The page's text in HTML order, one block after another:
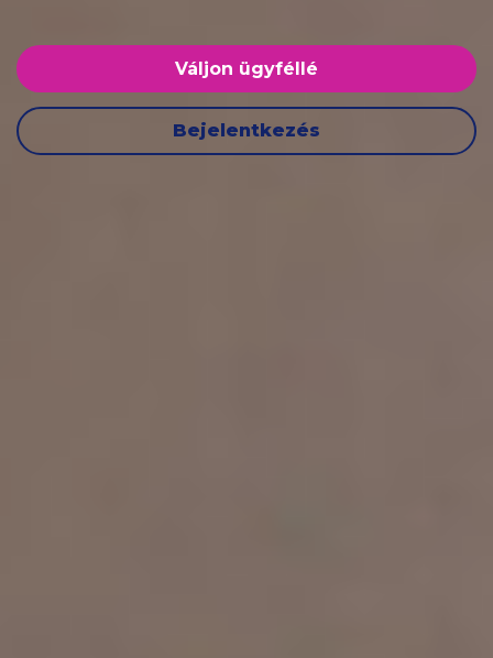
Váljon ügyféllé
Bejelentkezés